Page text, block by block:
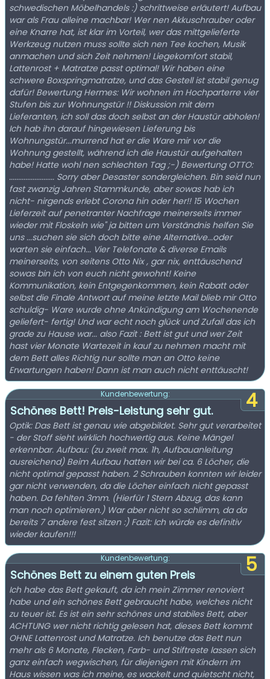
schwedischen Möbelhandels :) schrittweise erläutert! Aufbau
war als Frau alleine machbar! Wer nen Akkuschrauber oder
eine Knarre hat, ist klar im Vorteil, wer das mittgelieferte
Werkzeug nutzen muss sollte sich nen Tee kochen, Musik
anmachen und sich Zeit nehmen! Liegekomfort stabil,
Lattenrost + Matratze passt optimal! Wir haben eine
schwere Boxspringmatratze, und das Gestell ist stabil genug
dafür! Bewertung Hermes: Wir wohnen im Hochparterre vier
Stufen bis zur Wohnungstür !! Diskussion mit dem
Lieferanten, ich soll das doch selbst an der Haustür abholen!
Ich hab ihn darauf hingewiesen Lieferung bis
Wohnungstür...murrend hat er die Ware mir vor die
Wohnung gestellt, während ich die Haustür aufgehalten
habe! Hatte wohl nen schlechten Tag ;-) Bewertung OTTO:
......................... Sorry aber Desaster sondergleichen. Bin seid nun
fast zwanzig Jahren Stammkunde, aber sowas hab ich
nicht- nirgends erlebt Corona hin oder her!! 15 Wochen
Lieferzeit auf penetranter Nachfrage meinerseits immer
wieder mit Floskeln wie" ja bitten um Verständnis helfen Sie
uns ...suchen sie sich doch bitte eine Alternative...oder
warten sie einfach... Vier Telefonate & diverse Emails
meinerseits, von seitens Otto Nix , gar nix, enttäuschend
sowas bin ich von euch nicht gewohnt! Keine
Kommunikation, kein Entgegenkommen, kein Rabatt oder
selbst die Finale Antwort auf meine letzte Mail blieb mir Otto
schuldig- Ware wurde ohne Ankündigung am Wochenende
geliefert- fertig! Und war echt noch glück und Zufall das ich
grade zu Hause war... also Fazit : Bett ist gut und wer Zeit
hast vier Monate Wartezeit in kauf zu nehmen macht mit
dem Bett alles Richtig nur sollte man an Otto keine
Erwartungen haben! Dann ist man auch nicht enttäuscht!
4
Kundenbewertung:
Schönes Bett! Preis-Leistung sehr gut.
Optik: Das Bett ist genau wie abgebildet. Sehr gut verarbeitet
- der Stoff sieht wirklich hochwertig aus. Keine Mängel
erkennbar. Aufbau: (zu zweit max. 1h, Aufbauanleitung
ausreichend) Beim Aufbau hatten wir bei ca. 6 Löcher, die
nicht optimal gepasst haben. 2 Schrauben konnten wir leider
gar nicht verwenden, da die Löcher einfach nicht gepasst
haben. Da fehlten 3mm. (Hierfür 1 Stern Abzug, das kann
man noch optimieren.) War aber nicht so schlimm, da da
bereits 7 andere fest sitzen :) Fazit: Ich würde es definitiv
wieder kaufen!!!
5
Kundenbewertung:
Schönes Bett zu einem guten Preis
Ich habe das Bett gekauft, da ich mein Zimmer renoviert
habe und ein schönes Bett gebraucht habe, welches nicht
zu teuer ist. Es ist ein sehr schönes und stabiles Bett, aber
ACHTUNG wer nicht richtig gelesen hat, dieses Bett kommt
OHNE Lattenrost und Matratze. Ich benutze das Bett nun
mehr als 6 Monate, Flecken, Farb- und Stiftreste lassen sich
ganz einfach wegwischen, für diejenigen mit Kindern im
Haus wissen was ich meine, es wackelt und quietscht nicht,